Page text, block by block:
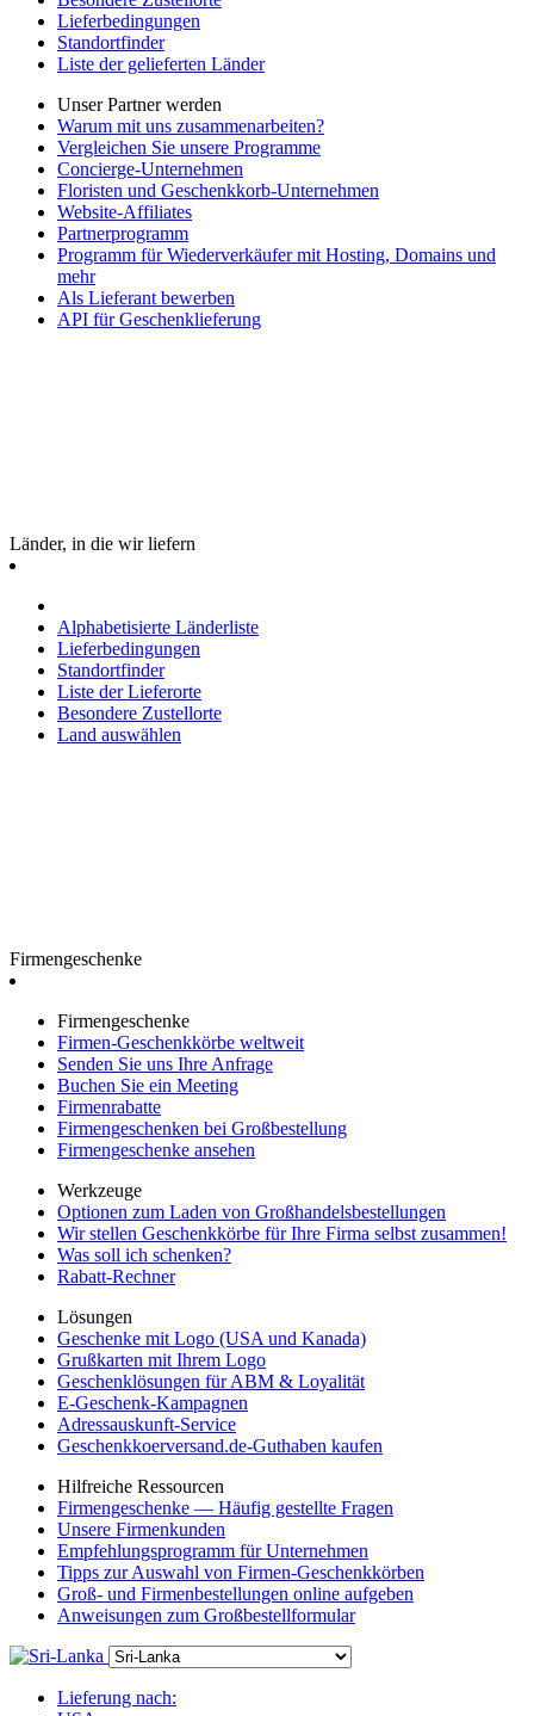
Lieferbedingungen
Standortfinder
Liste der gelieferten Länder
Unser Partner werden
Warum mit uns zusammenarbeiten?
Vergleichen Sie unsere Programme
Concierge-Unternehmen
Floristen und Geschenkkorb-Unternehmen
Website-Affiliates
Partnerprogramm
Programm für Wiederverkäufer mit Hosting, Domains und
mehr
Als Lieferant bewerben
API für Geschenklieferung
Länder, in die wir liefern
Alphabetisierte Länderliste
Lieferbedingungen
Standortfinder
Liste der Lieferorte
Besondere Zustellorte
Land auswählen
Firmengeschenke
Firmengeschenke
Firmen-Geschenkkörbe weltweit
Senden Sie uns Ihre Anfrage
Buchen Sie ein Meeting
Firmenrabatte
Firmengeschenken bei Großbestellung
Firmengeschenke ansehen
Werkzeuge
Optionen zum Laden von Großhandelsbestellungen
Wir stellen Geschenkkörbe für Ihre Firma selbst zusammen!
Was soll ich schenken?
Rabatt-Rechner
Lösungen
Geschenke mit Logo (USA und Kanada)
Grußkarten mit Ihrem Logo
Geschenklösungen für ABM & Loyalität
E-Geschenk-Kampagnen
Adressauskunft-Service
Geschenkkoerversand.de-Guthaben kaufen
Hilfreiche Ressourcen
Firmengeschenke — Häufig gestellte Fragen
Unsere Firmenkunden
Empfehlungsprogramm für Unternehmen
Tipps zur Auswahl von Firmen-Geschenkkörben
Groß- und Firmenbestellungen online aufgeben
Anweisungen zum Großbestellformular
Lieferung nach: